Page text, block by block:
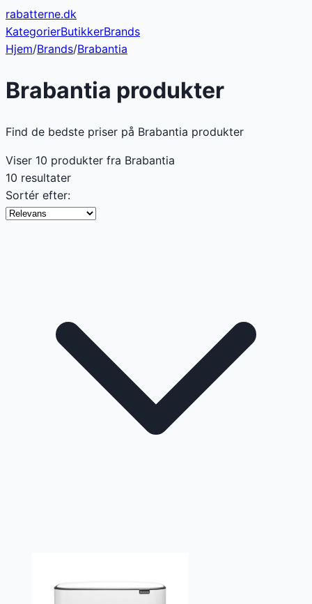
rabatterne.dk
KategorierButikkerBrands
Hjem/Brands/Brabantia
Brabantia produkter
Find de bedste priser på Brabantia produkter
Viser 10 produkter fra Brabantia
10 resultater
Sortér efter: